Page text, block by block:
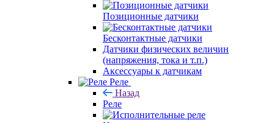
Позиционные датчики
Бесконтактные датчики
Датчики физических величин
(напряжения, тока и т.п.)
Аксессуары к датчикам
Реле
Назад
Реле